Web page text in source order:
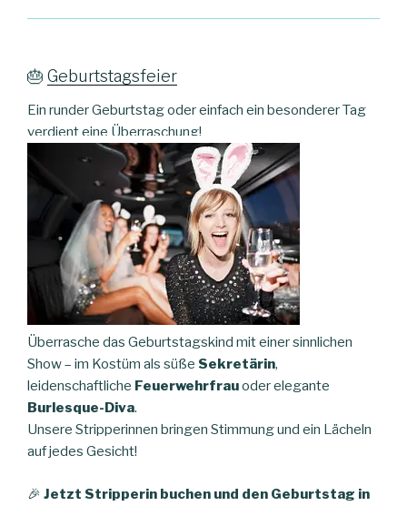
🎂 Geburtstagsfeier
Ein runder Geburtstag oder einfach ein besonderer Tag
verdient eine Überraschung!
Überrasche das Geburtstagskind mit einer sinnlichen
Show – im Kostüm als süße Sekretärin,
leidenschaftliche Feuerwehrfrauoder elegante
Burlesque-Diva.
Unsere Stripperinnen bringen Stimmung und ein Lächeln
auf jedes Gesicht!
🎉 Jetzt Stripperin buchen und den Geburtstag in